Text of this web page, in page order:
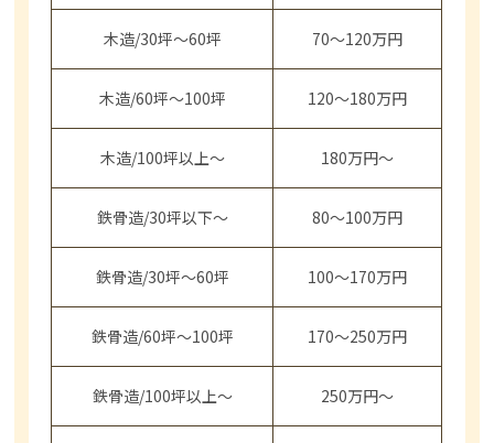
木造/30坪～60坪 70～120万円
木造/60坪～100坪 120～180万円
木造/100坪以上～ 180万円～
鉄骨造/30坪以下～ 80～100万円
鉄骨造/30坪～60坪 100～170万円
鉄骨造/60坪～100坪 170～250万円
鉄骨造/100坪以上～ 250万円～